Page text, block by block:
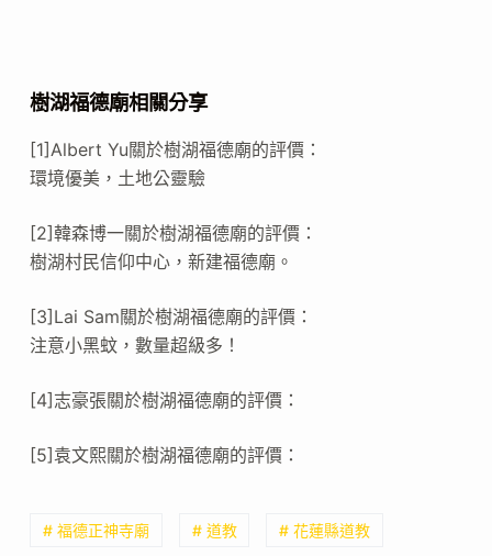
樹湖福德廟相關分享
[1]Albert Yu關於樹湖福德廟的評價：
環境優美，土地公靈驗
[2]韓森博一關於樹湖福德廟的評價：
樹湖村民信仰中心，新建福德廟。
[3]Lai Sam關於樹湖福德廟的評價：
注意小黑蚊，數量超級多！
[4]志豪張關於樹湖福德廟的評價：
[5]袁文熙關於樹湖福德廟的評價：
# 福德正神寺廟 # 道教 # 花蓮縣道教